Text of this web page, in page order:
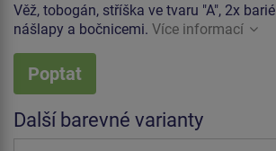
Věž, tobogán, stříška ve tvaru "A", 2x
nášlapy a bočnicemi. Více informací
Poptat
Další barevné varianty